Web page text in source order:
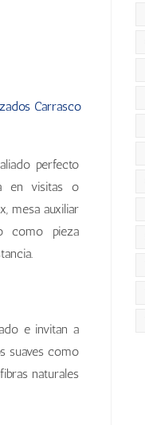
perfecto
en visitas o
mesa auxiliar
como pieza
e invitan a
suaves como
naturales